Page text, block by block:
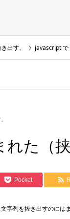
出す。 javascript で
れた（
Pocket
字列を抜き出すのには